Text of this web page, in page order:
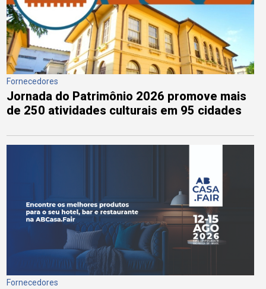
Fornecedores
Jornada do Patrimônio 2026 promove mais
de 250 atividades culturais em 95 cidades
Fornecedores